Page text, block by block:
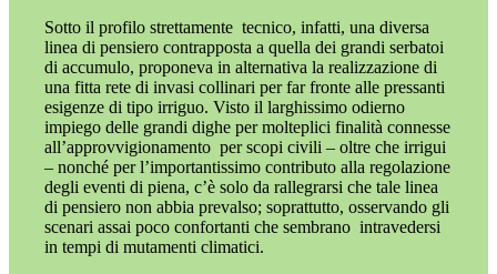
Sotto il profilo strettamente tecnico, infatti, una diversa
linea di pensiero contrapposta a quella dei grandi serbatoi
di accumulo, proponeva in alternativa la realizzazione di
una fitta rete di invasi collinari per far fronte alle pressanti
esigenze di tipo irriguo. Visto il larghissimo odierno
impiego delle grandi dighe per molteplici finalità connesse
all’approvvigionamento per scopi civili – oltre che irrigui
– nonché per l’importantissimo contributo alla regolazione
degli eventi di piena, c’è solo da rallegrarsi che tale linea
di pensiero non abbia prevalso; soprattutto, osservando gli
scenari assai poco confortanti che sembrano intravedersi
in tempi di mutamenti climatici.